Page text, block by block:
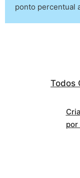
ponto percentual
Todos
por